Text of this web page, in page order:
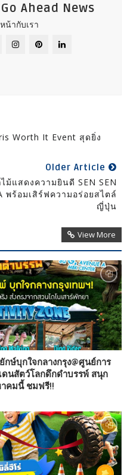
Ahead News
น้ากับเรา
Worth It Event สุดยิ่ง
Older Article
ม้แสดงความยินดี SEN SEN
พร้อมเสิร์ฟความอร่อยสไตล์
ญี่ปุ่น
View More
ษ์บุกใจกลางกรุง@ศูนย์การ
ดนสัตว์โลกดึกดำบรรพ์ สนุก
าคมนี้ ชมฟรี!!